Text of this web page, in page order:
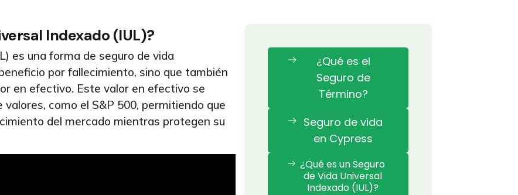
¿Qué es el
Seguro de
Término?
Seguro de vida
en Cypress
¿Qué es un Seguro
de Vida Universal
Indexado (IUL)?
Indexado (IUL)?
es una forma de seguro de vida
por fallecimiento, sino que también
en efectivo. Este valor en efectivo se
como el S&P 500, permitiendo que
del mercado mientras protegen su